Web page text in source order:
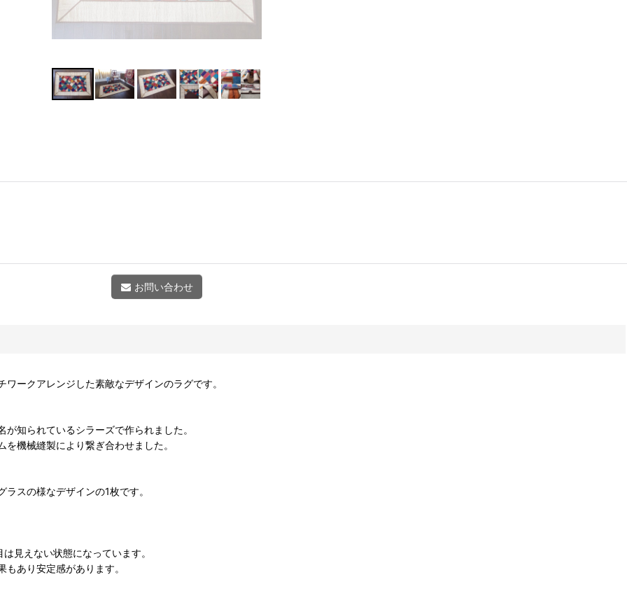
お問い合わせ
ークアレンジした素敵なデザインのラグです。
知られているシラーズで作られました。
機械縫製により繋ぎ合わせました。
スの様なデザインの1枚です。
見えない状態になっています。
あり安定感があります。